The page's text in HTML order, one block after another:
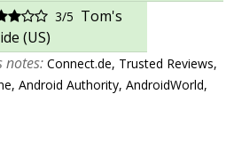
3/5 Tom's
(US)
notes: Connect.de, Trusted Reviews,
Android Authority, AndroidWorld,